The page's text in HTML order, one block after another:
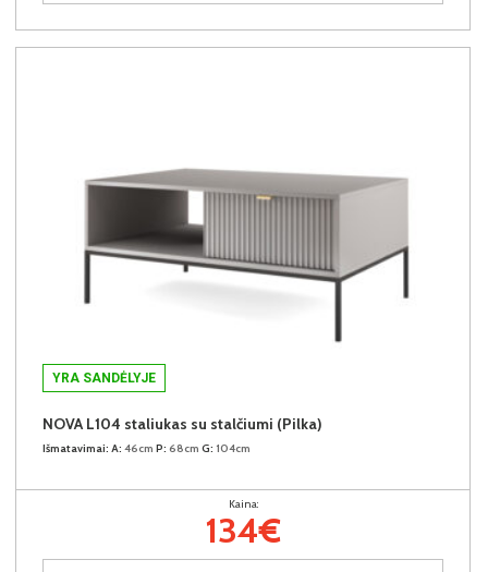
YRA SANDĖLYJE
NOVA L104 staliukas su stalčiumi (Pilka)
Išmatavimai: A: 46cm P: 68cm G: 104cm
Kaina:
134€